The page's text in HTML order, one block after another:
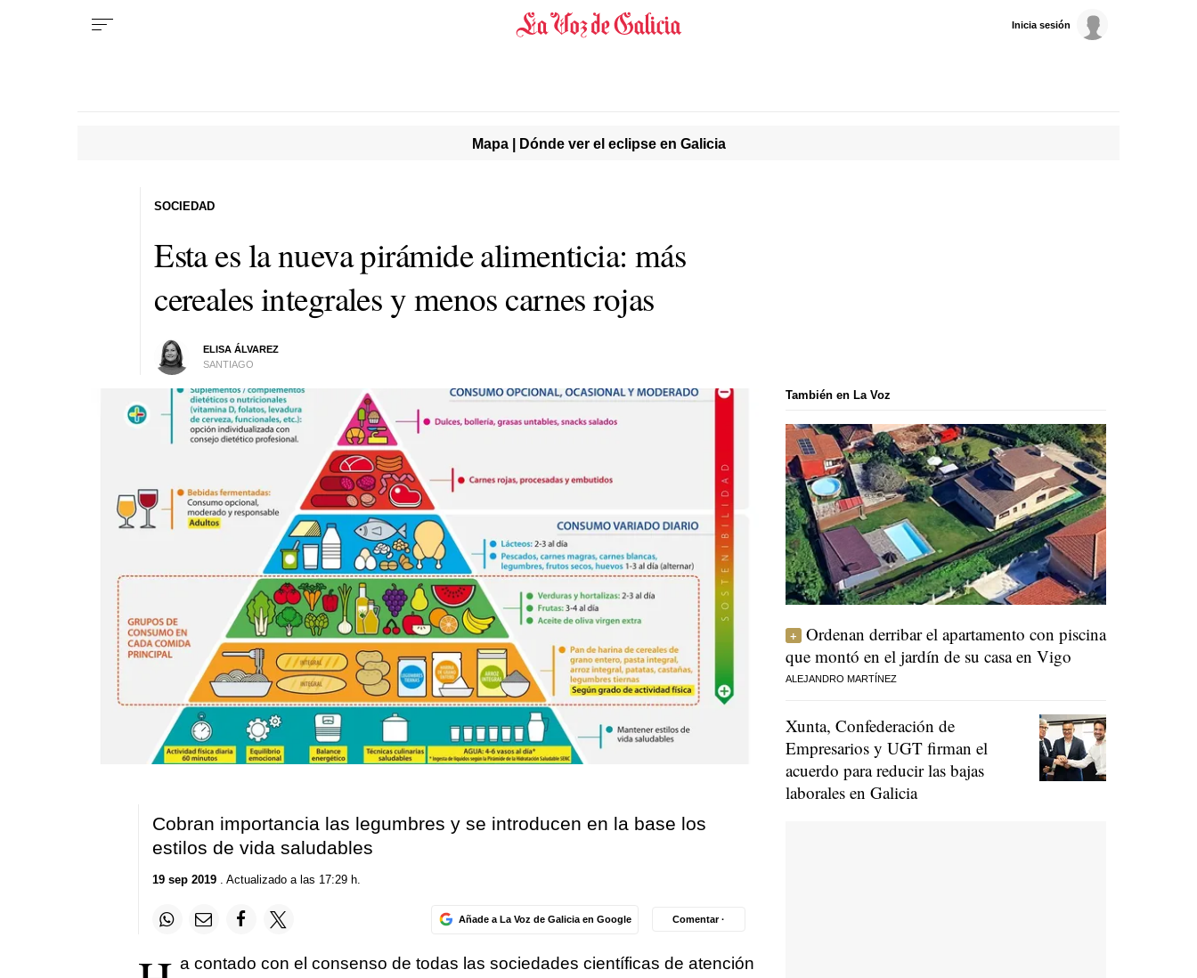
Inicia sesión
Mapa | Dónde ver el eclipse en Galicia
Esta es la nueva pirámide alimenticia: más
cereales integrales y menos carnes rojas
ELISA ÁLVAREZ
SANTIAGO
SOCIEDAD
Cobran importancia las legumbres y se introducen en la base los
estilos de vida saludables
19 sep 2019. Actualizado a las 17:29 h.
Añade a La Voz de Galicia en Google Comentar ·
a contado con el consenso de todas las sociedades científicas de atención
También en La Voz
Ordenan derribar el apartamento con piscina
que montó en el jardín de su casa en Vigo
ALEJANDRO MARTÍNEZ
Xunta, Confederación de
Empresarios y UGT firman el
acuerdo para reducir las bajas
laborales en Galicia